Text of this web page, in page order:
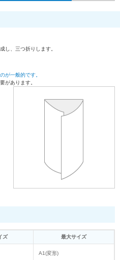
し、三つ折りします。
が一般的です。
があります。
ズ 最大サイズ
A1(変形)